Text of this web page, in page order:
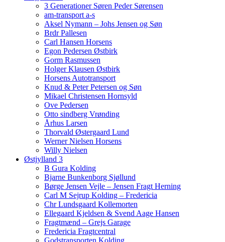
3 Generationer Søren Peder Sørensen
am-transport a-s
Aksel Nymann – Johs Jensen og Søn
Brdr Pallesen
Carl Hansen Horsens
Egon Pedersen Østbirk
Gorm Rasmussen
Holger Klausen Østbirk
Horsens Autotransport
Knud & Peter Petersen og Søn
Mikael Christensen Hornsyld
Ove Pedersen
Otto sindberg Vrønding
Århus Larsen
Thorvald Østergaard Lund
Werner Nielsen Horsens
Willy Nielsen
Østjylland 3
B Gura Kolding
Bjarne Bunkenborg Sjøllund
Børge Jensen Vejle – Jensen Fragt Herning
Carl M Sejrup Kolding – Fredericia
Chr Lundsgaard Kollemorten
Ellegaard Kjeldsen & Svend Aage Hansen
Fragtmænd – Grejs Garage
Fredericia Fragtcentral
Godstransporten Kolding